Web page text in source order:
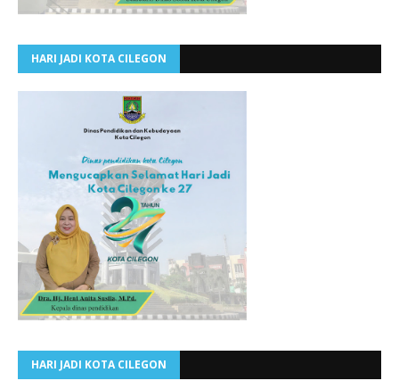
HARI JADI KOTA CILEGON
HARI JADI KOTA CILEGON